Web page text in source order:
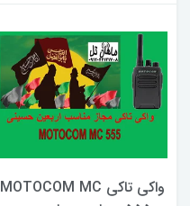
واکی تاکی MOTOCOM MC